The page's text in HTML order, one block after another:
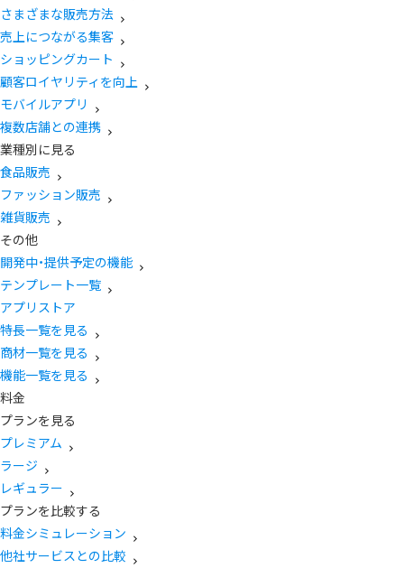
さまざまな販売方法
売上につながる集客
ショッピングカート
顧客ロイヤリティを向上
モバイルアプリ
複数店舗との連携
業種別に見る
食品販売
ファッション販売
雑貨販売
その他
開発中・提供予定の機能
テンプレート一覧
アプリストア
特長一覧を見る
商材一覧を見る
機能一覧を見る
料金
プランを見る
プレミアム
ラージ
レギュラー
プランを比較する
料金シミュレーション
他社サービスとの比較